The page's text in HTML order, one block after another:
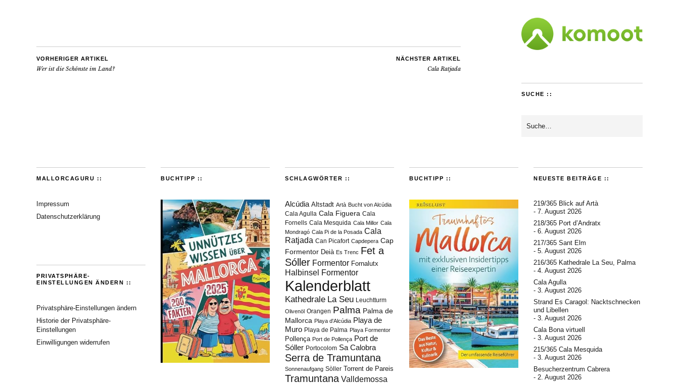
VORHERIGER ARTIKEL
Wer ist die Schönste im Land?
NÄCHSTER ARTIKEL
Cala Ratjada
SUCHE ::
MALLORCAGURU ::
Impressum
Datenschutzerklärung
PRIVATSPHÄRE-
EINSTELLUNGEN ÄNDERN ::
Privatsphäre-Einstellungen ändern
Historie der Privatsphäre-
Einstellungen
Einwilligungen widerrufen
BUCHTIPP :: SCHLAGWÖRTER ::
Alcúdia Altstadt Artà Bucht von Alcúdia
Cala Agulla Cala Figuera Cala
Fornells Cala Mesquida Cala Millor Cala
Mondragó Cala Pi de la Posada Cala
Ratjada Can Picafort Capdepera Cap
Formentor Deià Es Trenc Fet a
Sóller Formentor Fornalutx
Halbinsel Formentor
Kalenderblatt
Kathedrale La Seu Leuchtturm
Olivenöl Orangen Palma Palma de
Mallorca Playa d'Alcúdia Playa de
Muro Playa de Palma Playa Formentor
Pollença Port de Pollença Port de
Sóller Portocolom Sa Calobra
Serra de Tramuntana
Sonnenaufgang Sòller Torrent de Pareis
Tramuntana Valldemossa
BUCHTIPP :: NEUESTE BEITRÄGE ::
219/365 Blick auf Artà
7. August 2026
218/365 Port d’Andratx
6. August 2026
217/365 Sant Elm
5. August 2026
216/365 Kathedrale La Seu, Palma
4. August 2026
Cala Agulla
3. August 2026
Strand Es Caragol: Nacktschnecken
und Libellen
3. August 2026
Cala Bona virtuell
3. August 2026
215/365 Cala Mesquida
3. August 2026
Besucherzentrum Cabrera
2. August 2026